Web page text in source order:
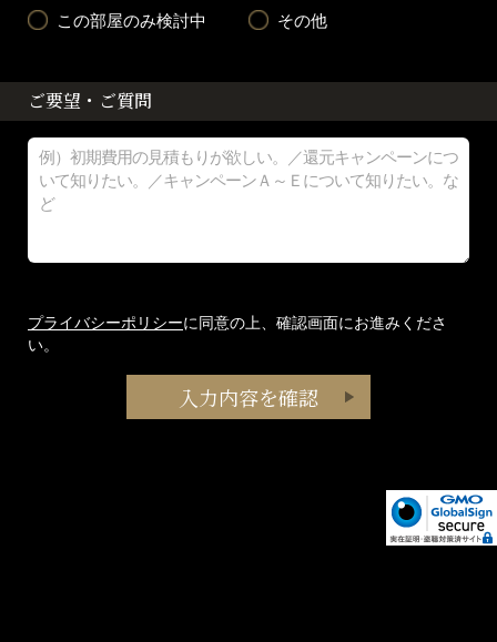
この部屋のみ検討中 その他
ご要望・ご質問
プライバシーポリシーに同意の上、確認画面にお進みくださ
い。